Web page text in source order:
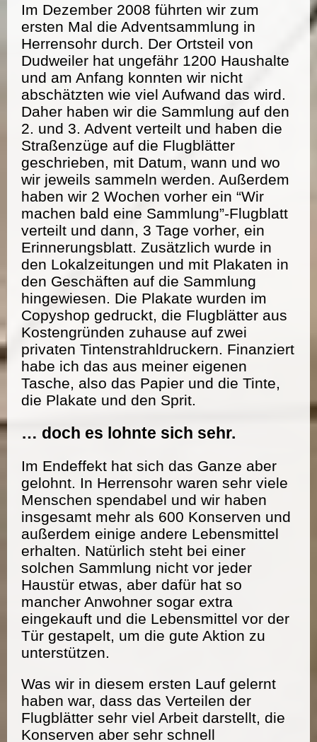
Im Dezember 2008 führten wir zum
ersten Mal die Adventsammlung in
Herrensohr durch. Der Ortsteil von
Dudweiler hat ungefähr 1200 Haushalte
und am Anfang konnten wir nicht
abschätzten wie viel Aufwand das wird.
Daher haben wir die Sammlung auf den
2. und 3. Advent verteilt und haben die
Straßenzüge auf die Flugblätter
geschrieben, mit Datum, wann und wo
wir jeweils sammeln werden. Außerdem
haben wir 2 Wochen vorher ein “Wir
machen bald eine Sammlung”-Flugblatt
verteilt und dann, 3 Tage vorher, ein
Erinnerungsblatt. Zusätzlich wurde in
den Lokalzeitungen und mit Plakaten in
den Geschäften auf die Sammlung
hingewiesen. Die Plakate wurden im
Copyshop gedruckt, die Flugblätter aus
Kostengründen zuhause auf zwei
privaten Tintenstrahldruckern. Finanziert
habe ich das aus meiner eigenen
Tasche, also das Papier und die Tinte,
die Plakate und den Sprit.
… doch es lohnte sich sehr.
Im Endeffekt hat sich das Ganze aber
gelohnt. In Herrensohr waren sehr viele
Menschen spendabel und wir haben
insgesamt mehr als 600 Konserven und
außerdem einige andere Lebensmittel
erhalten. Natürlich steht bei einer
solchen Sammlung nicht vor jeder
Haustür etwas, aber dafür hat so
mancher Anwohner sogar extra
eingekauft und die Lebensmittel vor der
Tür gestapelt, um die gute Aktion zu
unterstützen.
Was wir in diesem ersten Lauf gelernt
haben war, dass das Verteilen der
Flugblätter sehr viel Arbeit darstellt, die
Konserven aber sehr schnell